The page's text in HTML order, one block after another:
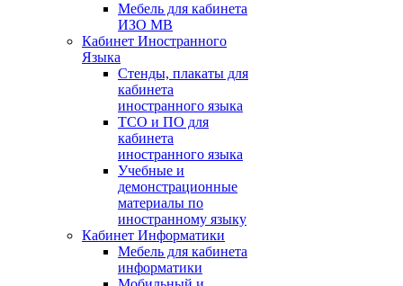
Мебель для кабинета
ИЗО МВ
Кабинет Иностранного
Языка
Стенды, плакаты для
кабинета
иностранного языка
ТСО и ПО для
кабинета
иностранного языка
Учебные и
демонстрационные
материалы по
иностранному языку
Кабинет Информатики
Мебель для кабинета
информатики